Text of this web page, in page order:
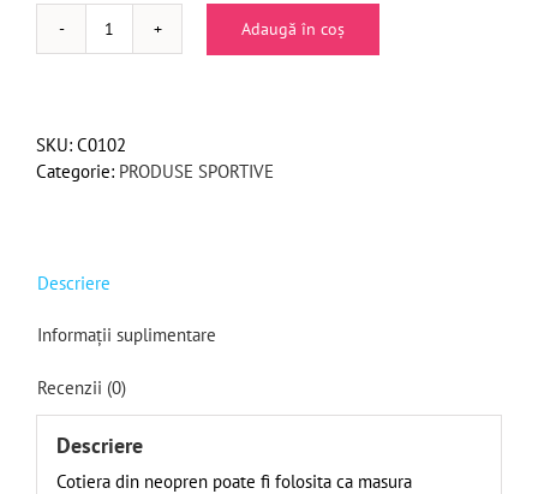
Cantitate
neopren
Adaugă în coș
SKU: C0102
Categorie: PRODUSE SPORTIVE
Descriere
Informații suplimentare
Recenzii (0)
Descriere
Cotiera din neopren poate fi folosita ca masura